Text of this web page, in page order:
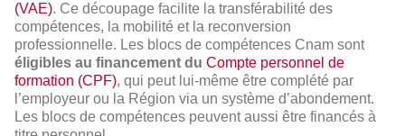
(VAE). Ce découpage facilite la transférabilité des
compétences, la mobilité et la reconversion
professionnelle. Les blocs de compétences Cnam sont
éligibles au financement du Compte personnel de
formation (CPF), qui peut lui-même être complété par
l’employeur ou la Région via un système d’abondement.
Les blocs de compétences peuvent aussi être financés à